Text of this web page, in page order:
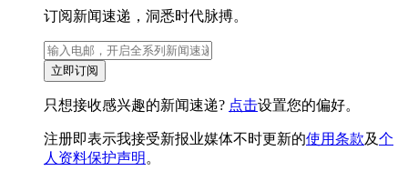
订阅新闻速递，洞悉时代脉搏。
立即订阅
只想接收感兴趣的新闻速递? 点击设置您的偏好。
注册即表示我接受新报业媒体不时更新的使用条款及个
人资料保护声明 。